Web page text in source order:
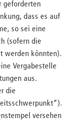
geforderten
dass es auf
so sei eine
(sofern die
werden könnten).
Vergabestelle
aus.
die
versehen